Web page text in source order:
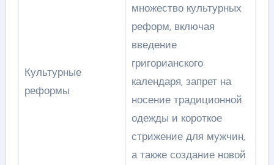
Культурные
реформы
множество культурных
реформ, включая
введение
григорианского
календаря, запрет на
носение традиционной
одежды и короткое
стрижение для мужчин,
а также создание новой